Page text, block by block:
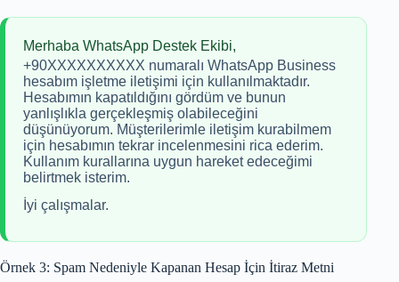
Merhaba WhatsApp Destek Ekibi,
+90XXXXXXXXXX numaralı WhatsApp Business
hesabım işletme iletişimi için kullanılmaktadır.
Hesabımın kapatıldığını gördüm ve bunun
yanlışlıkla gerçekleşmiş olabileceğini
düşünüyorum. Müşterilerimle iletişim kurabilmem
için hesabımın tekrar incelenmesini rica ederim.
Kullanım kurallarına uygun hareket edeceğimi
belirtmek isterim.
İyi çalışmalar.
Örnek 3: Spam Nedeniyle Kapanan Hesap İçin İtiraz Metni